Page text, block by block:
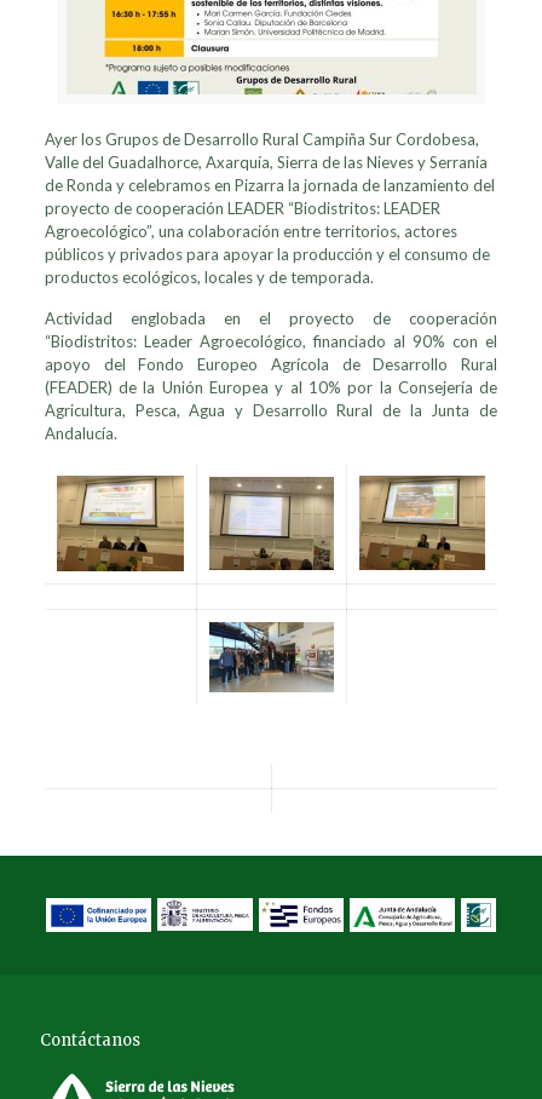
Ayer los Grupos de Desarrollo Rural Campiña Sur Cordobesa,
Valle del Guadalhorce, Axarquía, Sierra de las Nieves y Serranía
de Ronda y celebramos en Pizarra la jornada de lanzamiento del
proyecto de cooperación LEADER “Biodistritos: LEADER
Agroecológico”, una colaboración entre territorios, actores
públicos y privados para apoyar la producción y el consumo de
productos ecológicos, locales y de temporada.
Actividad englobada en el proyecto de cooperación
“Biodistritos: Leader Agroecológico, financiado al 90% con el
apoyo del Fondo Europeo Agrícola de Desarrollo Rural
(FEADER) de la Unión Europea y al 10% por la Consejería de
Agricultura, Pesca, Agua y Desarrollo Rural de la Junta de
Andalucía.
Contáctanos